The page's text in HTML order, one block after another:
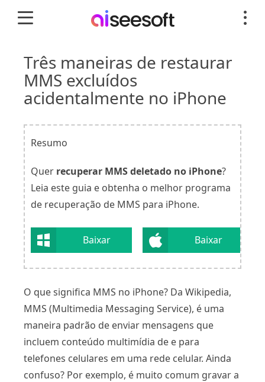
Três maneiras de restaurar
MMS excluídos
acidentalmente no iPhone
Resumo
Quer recuperar MMS deletado no iPhone?
Leia este guia e obtenha o melhor programa
de recuperação de MMS para iPhone.
Baixar Baixar
O que significa MMS no iPhone? Da Wikipedia,
MMS (Multimedia Messaging Service), é uma
maneira padrão de enviar mensagens que
incluem conteúdo multimídia de e para
telefones celulares em uma rede celular. Ainda
confuso? Por exemplo, é muito comum gravar a